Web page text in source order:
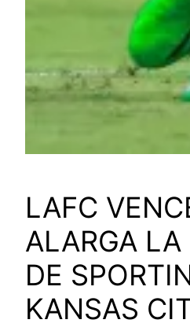
LAFC
ALARGA LA
DE
KANSAS